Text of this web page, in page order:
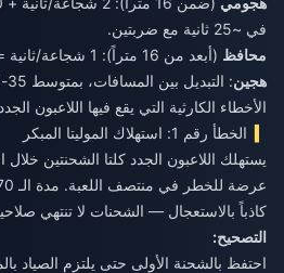
في ~25 ثانية مع ضربتين.
محافظ (أبعد من 16 متراً): 1 شجاعة/ثانية = 100 شجاعة في 50 ثانية.
هجين: التبديل بين المسافات، بمتوسط 35-40 ثانية لأول "غاونيرا".
الأخطاء الكارثية التي يقع فيها اللاعبون الجدد
الخطأ رقم 1: استهلاك الموليتا المبكر
يستهلك اللاعبون الجدد كلتا الشحنتين خلال
كاذباً بالاستعجال — الشحنات لا تنتهي
التصحيح:
احتفظ بالشحنة الأولى حتى يلتزم الصياد